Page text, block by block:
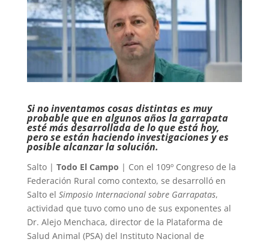
Si no inventamos cosas distintas es muy
probable que en algunos años la garrapata
esté más desarrollada de lo que está hoy,
pero se están haciendo investigaciones y es
posible alcanzar la solución.
Salto | Todo El Campo | Con el 109º Congreso de la
Federación Rural como contexto, se desarrolló en
Salto el Simposio Internacional sobre Garrapatas,
actividad que tuvo como uno de sus exponentes al
Dr. Alejo Menchaca, director de la Plataforma de
Salud Animal (PSA) del Instituto Nacional de